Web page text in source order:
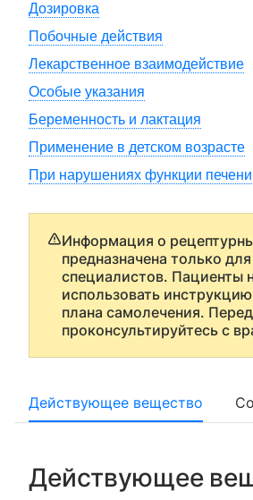
Дозировка
Побочные действия
Лекарственное взаимодействие
Особые указания
Беременность и лактация
Применение в детском возрасте
При нарушениях функции печени
Информация о
предназначена только для
специалистов. Пациенты
использовать
плана самолечения.
проконсультируйтесь с
Действующее вещество
Действующее